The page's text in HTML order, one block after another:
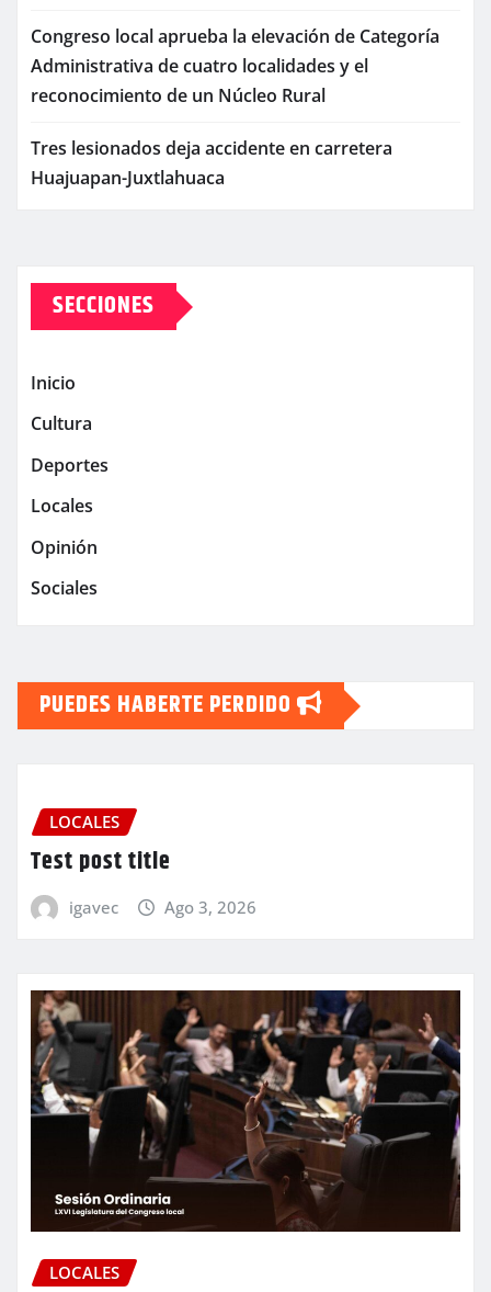
Congreso local aprueba la elevación de Categoría
Administrativa de cuatro localidades y el
reconocimiento de un Núcleo Rural
Tres lesionados deja accidente en carretera
Huajuapan-Juxtlahuaca
SECCIONES
Inicio
Cultura
Deportes
Locales
Opinión
Sociales
PUEDES HABERTE PERDIDO
LOCALES
Test post title
igavec Ago 3, 2026
LOCALES